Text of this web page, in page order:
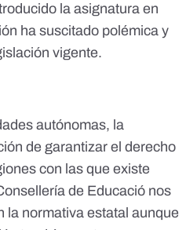
la asignatura en
ha suscitado polémica y
vigente.
autónomas, la
de garantizar el derecho
con las que existe
de Educació nos
la normativa estatal aunque